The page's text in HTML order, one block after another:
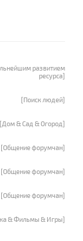
развитием
ресурса]
[Поиск людей]
[Дом & Сад & Огород]
[Общение форумчан]
[Общение форумчан]
[Общение форумчан]
& Фильмы & Игры]